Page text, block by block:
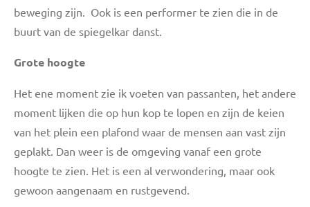
beweging zijn. Ook is een performer te zien die in de
buurt van de spiegelkar danst.
Grote hoogte
Het ene moment zie ik voeten van passanten, het andere
moment lijken die op hun kop te lopen en zijn de keien
van het plein een plafond waar de mensen aan vast zijn
geplakt. Dan weer is de omgeving vanaf een grote
hoogte te zien. Het is een al verwondering, maar ook
gewoon aangenaam en rustgevend.